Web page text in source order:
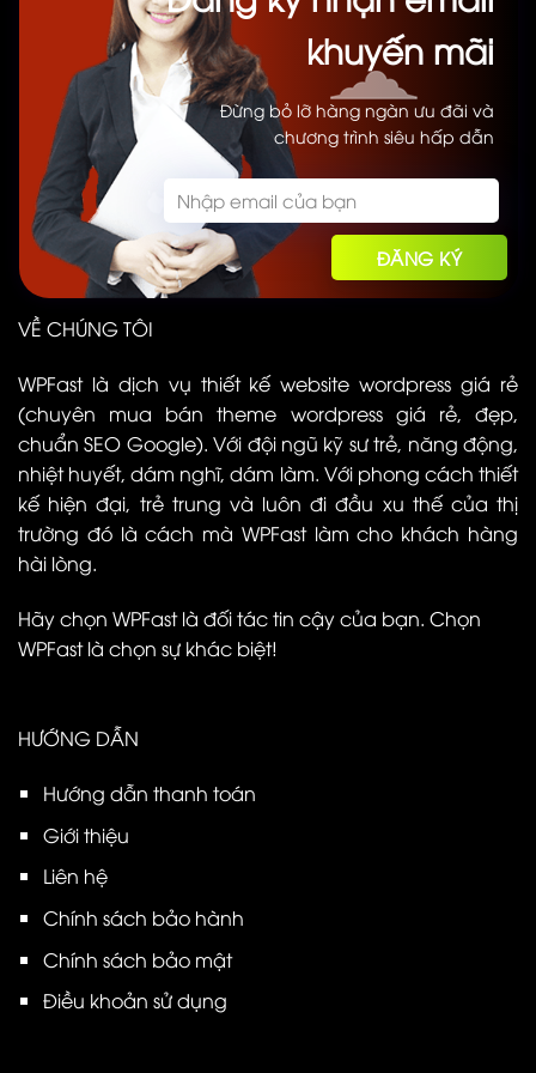
khuyến mãi
Đừng bỏ lỡ hàng ngàn ưu đãi và
chương trình siêu hấp dẫn
VỀ CHÚNG TÔI
WPFast là dịch vụ thiết kế website wordpress giá rẻ
(chuyên mua bán theme wordpress giá rẻ, đẹp,
chuẩn SEO Google). Với đội ngũ kỹ sư trẻ, năng động,
nhiệt huyết, dám nghĩ, dám làm. Với phong cách thiết
kế hiện đại, trẻ trung và luôn đi đầu xu thế của thị
trường đó là cách mà WPFast làm cho khách hàng
hài lòng.
Hãy chọn WPFast là đối tác tin cậy của bạn. Chọn
WPFast là chọn sự khác biệt!
HƯỚNG DẪN
Hướng dẫn thanh toán
Giới thiệu
Liên hệ
Chính sách bảo hành
Chính sách bảo mật
Điều khoản sử dụng